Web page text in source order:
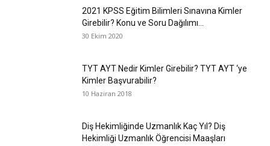
2021 KPSS Eğitim Bilimleri Sınavına Kimler
Girebilir? Konu ve Soru Dağılımı...
30 Ekim 2020
TYT AYT Nedir Kimler Girebilir? TYT AYT ‘ye
Kimler Başvurabilir?
10 Haziran 2018
Diş Hekimliğinde Uzmanlık Kaç Yıl? Diş
Hekimliği Uzmanlık Öğrencisi Maaşları